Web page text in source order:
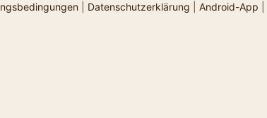
| Datenschutzerklärung Android-App